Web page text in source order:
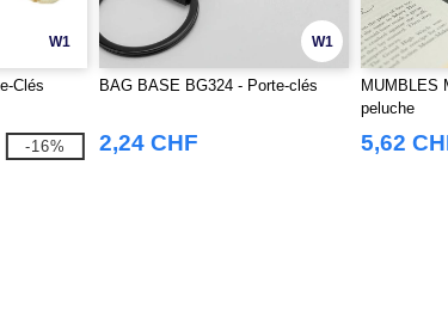
W1
Clés
-16%
W1
BAG BASE BG324 - Porte-clés
2,24 CHF
MUMBLES
peluche
5,62